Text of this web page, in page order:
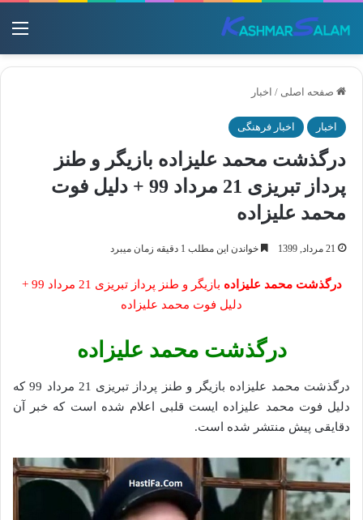
صفحه اصلی / اخبار
اخبار اخبار فرهنگی
درگذشت محمد علیزاده بازیگر و طنز
پرداز تبریزی 21 مرداد 99 + دلیل فوت
محمد علیزاده
21 مرداد, 1399 خواندن این مطلب 1 دقیقه زمان میبرد
درگذشت محمد علیزاده
بازیگر و طنز پرداز تبریزی 21 مرداد 99 +
دلیل فوت محمد علیزاده
درگذشت محمد علیزاده
درگذشت محمد علیزاده بازیگر و طنز پرداز تبریزی 21 مرداد 99 که
دلیل فوت محمد علیزاده ایست قلبی اعلام شده است که خبر آن
دقایقی پیش منتشر شده است.